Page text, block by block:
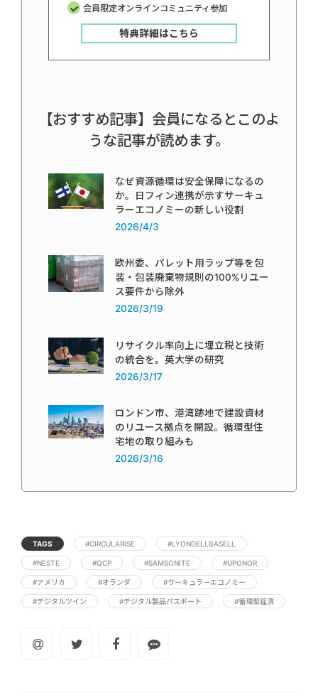
会員限定オンラインコミュニティ参加
特典詳細はこちら
【おすすめ記事】会員になるとこのよ
うな記事が読めます。
なぜ資源循環は安全保障になるの
か。日フィン連携が示すサーキュ
ラーエコノミーの新しい役割
2026/4/3
欧州委、パレット用ラップ等を包
装・包装廃棄物規則の100%リユー
ス要件から除外
2026/3/19
リサイクル率向上に埋立税と技術
の統合を。英大学の研究
2026/3/17
ロンドン市、港湾跡地で建設資材
のリユース拠点を開設。循環型住
宅地の取り組みも
2026/3/16
TAGS #CIRCULARISE #LYONDELLBASELL
#NESTE #QCP #SAMSONITE #UPONOR
#アメリカ #オランダ #サーキュラーエコノミー
#デジタルツイン #デジタル製品パスポート #循環型経済